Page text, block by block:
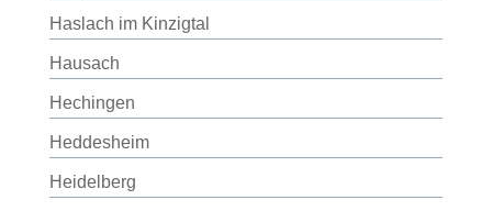
Haslach im Kinzigtal
Hausach
Hechingen
Heddesheim
Heidelberg